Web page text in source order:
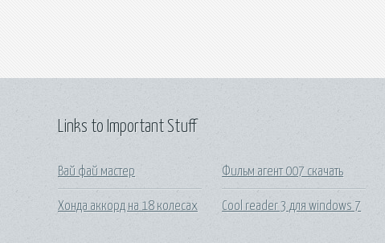
Links to Important Stuff
Вай фай мастер
Хонда аккорд на 18 колесах
Фильм агент 007 скачать
Cool reader 3 для windows 7